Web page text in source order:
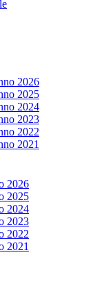
2026
2025
2024
2023
2022
2021
2026
2025
2024
2023
2022
2021